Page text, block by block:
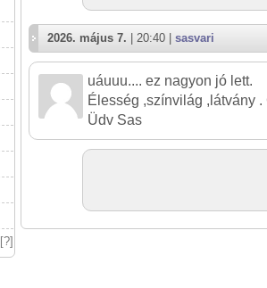
[?]
2026. május 7. | 20:40 | sasvari
uáuuu.... ez nagyon jó lett.
Élesség ,színvilág ,látvány
Üdv Sas